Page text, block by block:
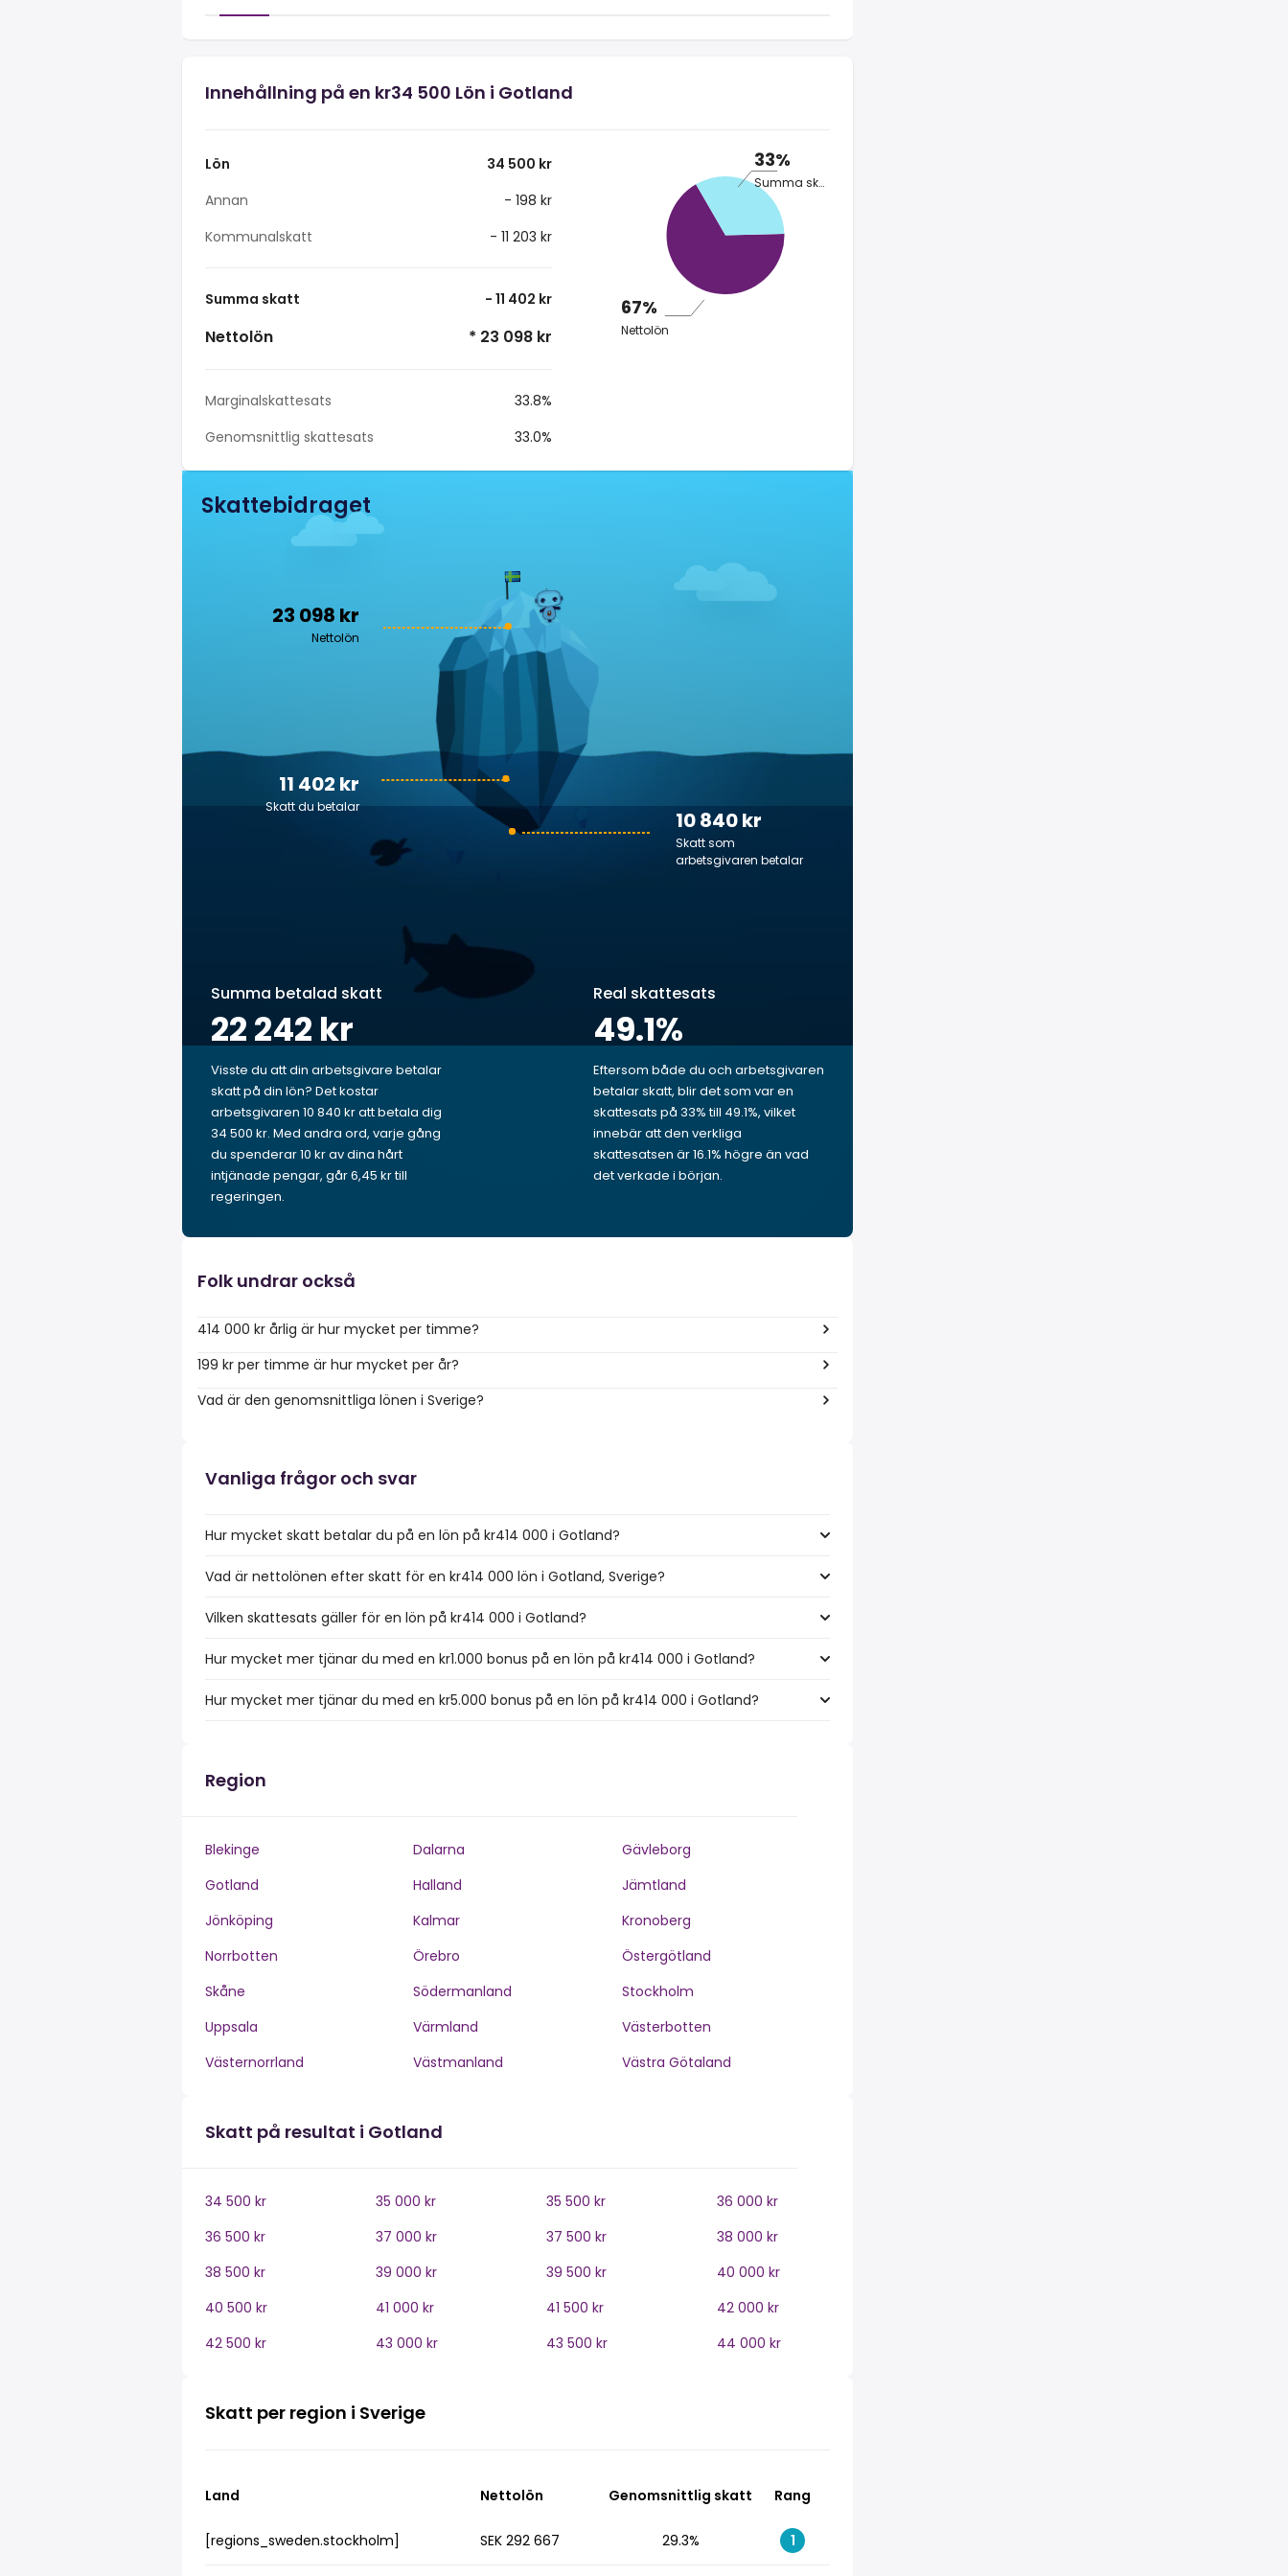
Innehållning på en kr34 500 Lön i Gotland
Lön
34 500 kr
Annan
- 198 kr
Kommunalskatt
- 11 203 kr
Summa skatt - 11 402 kr
Nettolön * 23 098 kr
Marginalskattesats
33.8%
Genomsnittlig skattesats
33.0%
33%
Summa skatt
67%
Nettolön
Skattebidraget
23 098 kr
Nettolön
10 840 kr
Skatt som
arbetsgivaren betalar
11 402 kr
Skatt du betalar
Summa betalad skatt
22 242 kr
Visste du att din arbetsgivare betalar
skatt på din lön? Det kostar
arbetsgivaren 10 840 kr att betala dig
34 500 kr. Med andra ord, varje gång
du spenderar 10 kr av dina hårt
intjänade pengar, går 6,45 kr till
regeringen.
Real skattesats
49.1%
Eftersom både du och arbetsgivaren
betalar skatt, blir det som var en
skattesats på 33% till 49.1%, vilket
innebär att den verkliga
skattesatsen är 16.1% högre än vad
det verkade i början.
Folk undrar också
414 000 kr årlig är hur mycket per timme?
199 kr per timme är hur mycket per år?
Vad är den genomsnittliga lönen i Sverige?
Vanliga frågor och svar
Hur mycket skatt betalar du på en lön på kr414 000 i Gotland?
Vad är nettolönen efter skatt för en kr414 000 lön i Gotland, Sverige?
Vilken skattesats gäller för en lön på kr414 000 i Gotland?
Hur mycket mer tjänar du med en kr1.000 bonus på en lön på kr414 000 i Gotland?
Hur mycket mer tjänar du med en kr5.000 bonus på en lön på kr414 000 i Gotland?
Region
Blekinge Dalarna
Gävleborg
Gotland
Halland
Jämtland
Jönköping
Kalmar
Kronoberg
Norrbotten
Örebro
Östergötland
Skåne
Södermanland
Stockholm
Uppsala
Värmland
Västerbotten
Västernorrland
Västmanland Västra Götaland
Skatt på resultat i Gotland
34 500 kr 35 000 kr 35 500 kr
36 000 kr
36 500 kr
37 000 kr 37 500 kr
38 000 kr
38 500 kr
39 000 kr 39 500 kr
40 000 kr
40 500 kr
41 000 kr 41 500 kr
42 000 kr
42 500 kr
43 000 kr 43 500 kr 44 000 kr
Skatt per region i Sverige
Land Nettolön Genomsnittlig skatt Rang
[regions_sweden.stockholm] SEK 292 667 29.3% 1